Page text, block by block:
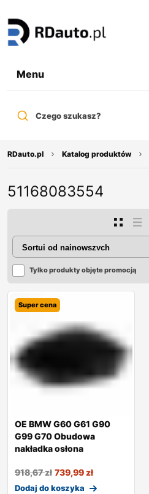
Menu
Czego szukasz?
RDauto.pl Katalog produktów
51168083554
Tylko produkty objęte promocją
Super cena
OE BMW G60 G61 G90
G99 G70 Obudowa
nakładka osłona
918,67zł 739,99zł
Dodaj do koszyka